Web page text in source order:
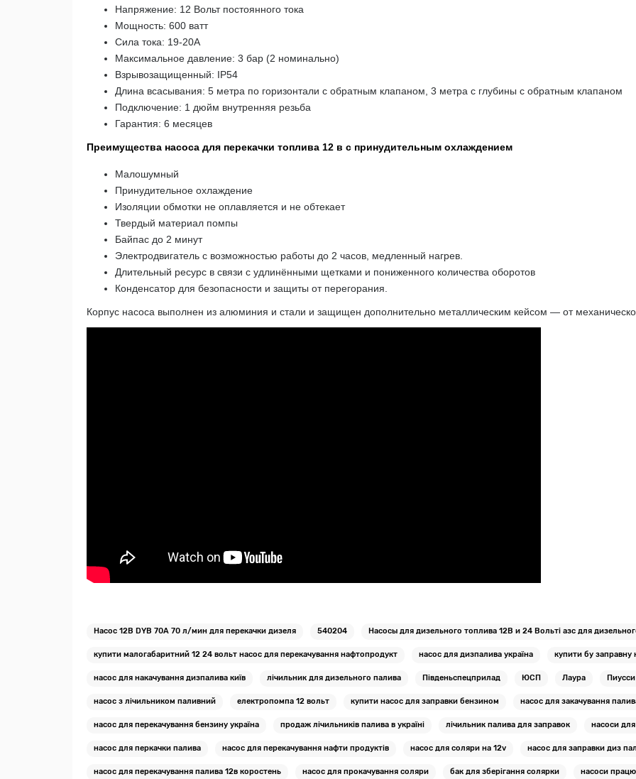
Напряжение: 12 Вольт постоянного тока
Мощность: 600 ватт
Сила тока: 19-20A
Максимальное давление: 3 бар (2 номинально)
Взрывозащищенный: IP54
Длина всасывания: 5 метра по горизонтали с обратным клапаном, 3 метра с глубины с обратным клапаном
Подключение: 1 дюйм внутренняя резьба
Гарантия: 6 месяцев
Преимущества насоса для перекачки топлива 12 в с принудительным охлаждением
Малошумный
Принудительное охлаждение
Изоляции обмотки не оплавляется и не обтекает
Твердый материал помпы
Байпас до 2 минут
Электродвигатель с возможностью работы до 2 часов, медленный нагрев.
Длительный ресурс в связи с удлинёнными щетками и пониженного количества оборотов
Конденсатор для безопасности и защиты от перегорания.
Корпус насоса выполнен из алюминия и стали и защищен дополнительно металлическим кейсом — от
Насос 12В DYB 70А 70 л/мин для перекачки дизеля 540204 Насосы для дизельного топлива 12В и 24 Вольті азс для
купити малогабаритний 12 24 вольт насос для перекачування нафтопродукт насос для дизпалива україна купити бу заправну
насос для накачування дизпалива київ лічильник для дизельного палива Південьспецприлад ЮСП Лаура Пиусси
насос з лічильником паливний електропомпа 12 вольт купити насос для заправки бензином насос для закачування
насос для перекачування бензину україна продаж лічильників палива в україні лічильник палива для заправок насоси
насос для перкачки палива насос для перекачування нафти продуктів насос для соляри на 12v насос для заправки диз
насос для перекачування палива 12в коростень насос для прокачування соляри бак для зберігання солярки насоси